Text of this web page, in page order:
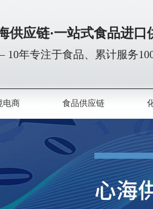
供应链·一站式食品进口
年专注于食品、累计服务
电商 食品供应链